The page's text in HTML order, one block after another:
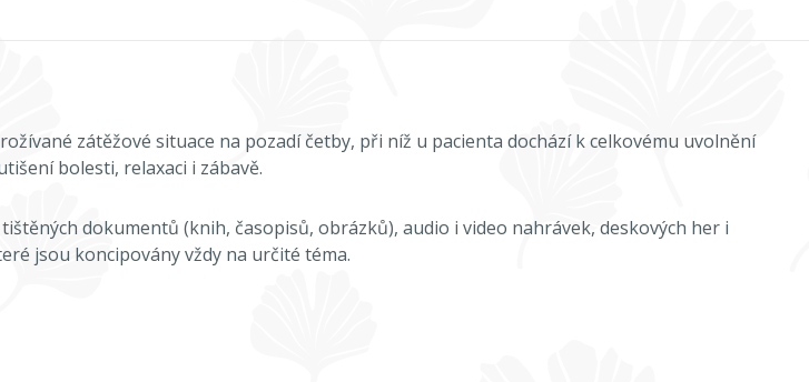
zátěžové situace na pozadí četby, při níž u pacienta dochází k celkovému uvolnění
bolesti, relaxaci i zábavě.
dokumentů (knih, časopisů, obrázků), audio i video nahrávek, deskových her i
jsou koncipovány vždy na určité téma.